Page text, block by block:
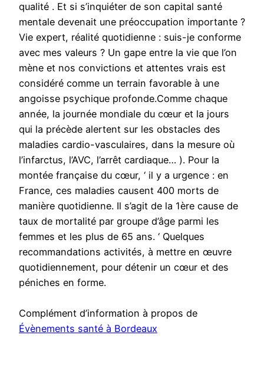
qualité . Et si s’inquiéter de son capital santé
mentale devenait une préoccupation importante ?
Vie expert, réalité quotidienne : suis-je conforme
avec mes valeurs ? Un gape entre la vie que l’on
mène et nos convictions et attentes vrais est
considéré comme un terrain favorable à une
angoisse psychique profonde.Comme chaque
année, la journée mondiale du cœur et la jours
qui la précède alertent sur les obstacles des
maladies cardio-vasculaires, dans la mesure où
l’infarctus, l’AVC, l’arrêt cardiaque… ). Pour la
montée française du cœur, ‘ il y a urgence : en
France, ces maladies causent 400 morts de
manière quotidienne. Il s’agit de la 1ère cause de
taux de mortalité par groupe d’âge parmi les
femmes et les plus de 65 ans. ‘ Quelques
recommandations activités, à mettre en œuvre
quotidiennement, pour détenir un cœur et des
péniches en forme.
Complément d’information à propos de
Évènements santé à Bordeaux